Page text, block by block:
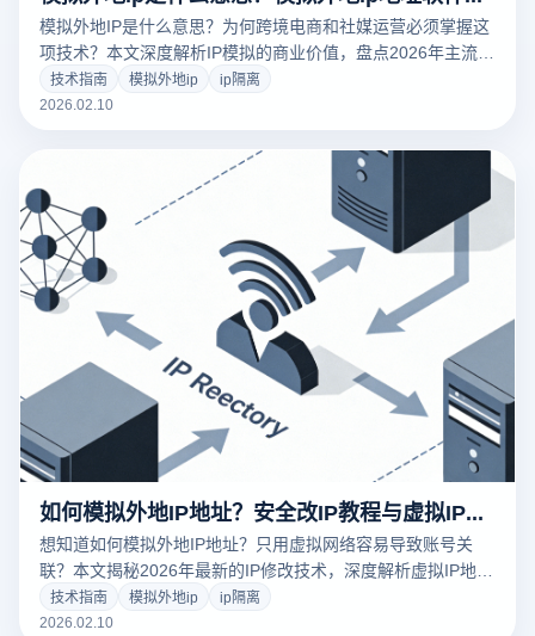
模拟外地IP是什么意思？为何跨境电商和社媒运营必须掌握这
项技术？本文深度解析IP模拟的商业价值，盘点2026年主流的
模拟IP地址软件。重点揭秘云登指纹浏览器如何通过内核级环
境隔离，实现“IP+设备指纹”的双重伪装，保障账号安全防关
技术指南 模拟外地ip
ip隔离
2026.02.10
如何模拟外地IP地址？安全改IP教程与虚拟IP软件防关联指南
想知道如何模拟外地IP地址？只用虚拟网络容易导致账号关
联？本文揭秘2026年最新的IP修改技术，深度解析虚拟IP地址
软件的局限性。教你利用云登指纹浏览器的内核级环境隔离与
时区自动校准功能，实现“IP+设备”的双重伪装，保障跨境电商
技术指南 模拟外地ip
ip隔离
2026.02.10